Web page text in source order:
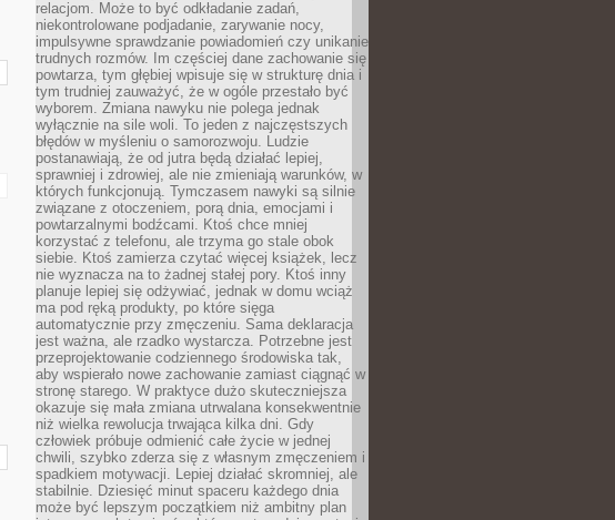
relacjom. Może to być odkładanie zadań,
niekontrolowane podjadanie, zarywanie nocy,
impulsywne sprawdzanie powiadomień czy unikanie
trudnych rozmów. Im częściej dane zachowanie się
powtarza, tym głębiej wpisuje się w strukturę dnia i
tym trudniej zauważyć, że w ogóle przestało być
wyborem. Zmiana nawyku nie polega jednak
wyłącznie na sile woli. To jeden z najczęstszych
błędów w myśleniu o samorozwoju. Ludzie
postanawiają, że od jutra będą działać lepiej,
sprawniej i zdrowiej, ale nie zmieniają warunków, w
których funkcjonują. Tymczasem nawyki są silnie
związane z otoczeniem, porą dnia, emocjami i
powtarzalnymi bodźcami. Ktoś chce mniej
korzystać z telefonu, ale trzyma go stale obok
siebie. Ktoś zamierza czytać więcej książek, lecz
nie wyznacza na to żadnej stałej pory. Ktoś inny
planuje lepiej się odżywiać, jednak w domu wciąż
ma pod ręką produkty, po które sięga
automatycznie przy zmęczeniu. Sama deklaracja
jest ważna, ale rzadko wystarcza. Potrzebne jest
przeprojektowanie codziennego środowiska tak,
aby wspierało nowe zachowanie zamiast ciągnąć w
stronę starego. W praktyce dużo skuteczniejsza
okazuje się mała zmiana utrwalana konsekwentnie
niż wielka rewolucja trwająca kilka dni. Gdy
człowiek próbuje odmienić całe życie w jednej
chwili, szybko zderza się z własnym zmęczeniem i
spadkiem motywacji. Lepiej działać skromniej, ale
stabilnie. Dziesięć minut spaceru każdego dnia
może być lepszym początkiem niż ambitny plan